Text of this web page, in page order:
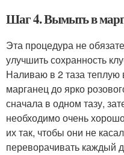
Шаг 4. Вымыть в
Эта процедура не
улучшить сохранность
Наливаю в 2 таза теплую
марганец до ярко
сначала в одном тазу,
необходимо очень
их так, чтобы они не
переворачивать каждый